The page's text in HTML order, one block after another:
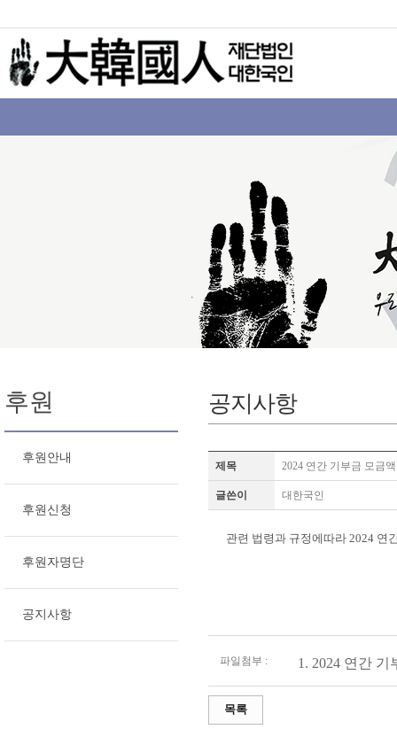
후원
후원안내
후원신청
후원자명단
공지사항
공지사항
제목 2024 연간 기부금 모금
글쓴이 대한국인
관련 법령과 규정에따라 2024 연
파일첨부 : 1. 2024 연간 기
목록